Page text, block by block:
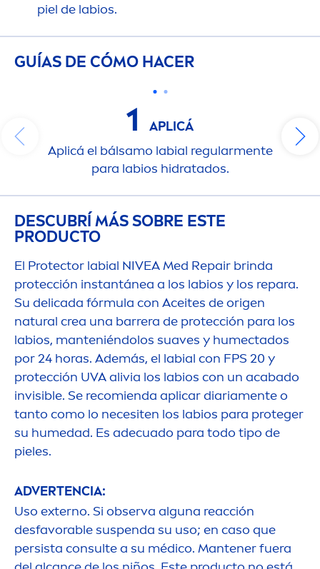
piel de labios.
GUÍAS DE CÓMO HACER
1
APLICÁ
Aplicá el bálsamo labial regularmente
para labios hidratados.
DESCUBRÍ MÁS SOBRE ESTE
PRODUCTO
El Protector labial NIVEAMed Repair brinda
protección instantánea a los labios y los repara.
Su delicada fórmula con Aceites de origen
natural crea una barrera de protección para los
labios, manteniéndolos suaves y humectados
por 24 horas. Además, el labial con FPS 20 y
protección UVA alivia los labios con un acabado
invisible. Se recomienda aplicar diariamente o
tanto como lo necesiten los labios para proteger
su humedad. Es adecuado para todo tipo de
pieles.
ADVERTENCIA:
Uso externo. Si observa alguna reacción
desfavorable suspenda su uso; en caso que
persista consulte a su médico. Mantener fuera